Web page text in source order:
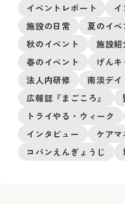
イベントレポート イ
施設の日常
夏のイベ
秋のイベント
施設紹
春のイベント
げん
法人内研修
南淡デイ
広報誌『まごころ』
トライやる・ウィーク
インタビュー
ケアマ
コパンえんぎょうじ